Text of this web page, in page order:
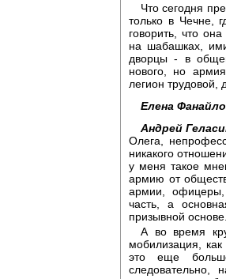
Что сегодня
только в Чечне,
говорить, что
на шабашках,
дворцы - в
нового, но
легион трудовой,
Елена
Андрей
Олега,
никакого
у меня такое
армию от
армии,
часть, а
призывной
А во время
мобилизация,
это еще
следовательно,